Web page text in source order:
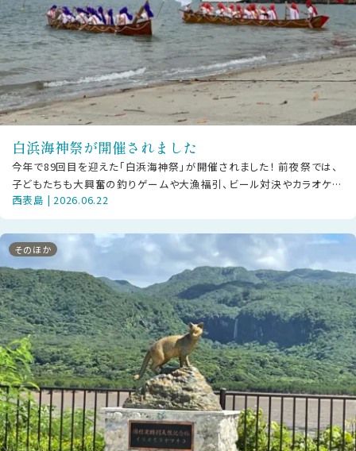
白浜海神祭が開催されました
今年で89回目を迎えた「白浜海神祭」が開催されました！ 前夜祭では、
子どもたちも大興奮の釣りゲームや大漁福引、ビール対決やカラオケ大
会など大人も子どもも楽しいひ
西表島 | 2026.06.22
そのほか